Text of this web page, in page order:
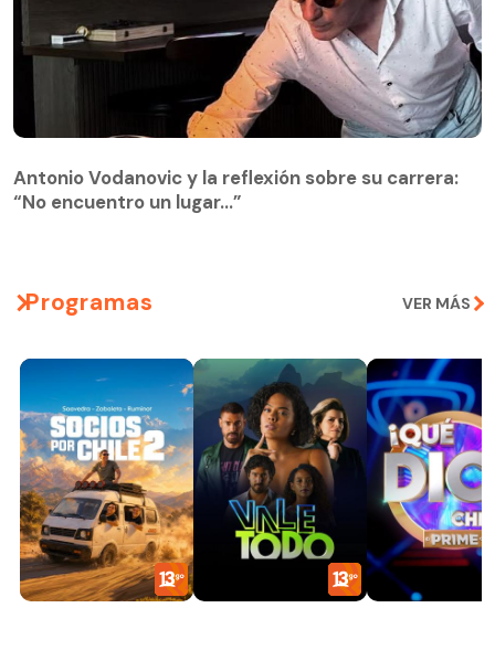
Antonio Vodanovic y la reflexión sobre su carrera:
“No encuentro un lugar…”
Programas VER MÁS